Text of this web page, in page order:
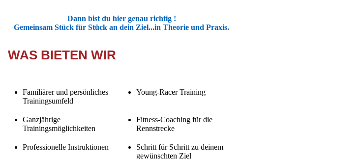
Dann bist du hier genau richtig !
Gemeinsam Stück für Stück an dein Ziel...in Theorie und Praxis.
WAS BIETEN WIR
Familiärer und persönliches
Trainingsumfeld
Young-Racer Training
Ganzjährige
Trainingsmöglichkeiten
Fitness-Coaching für die
Rennstrecke
Professionelle Instruktionen
Schritt für Schritt zu deinem
gewünschten Ziel